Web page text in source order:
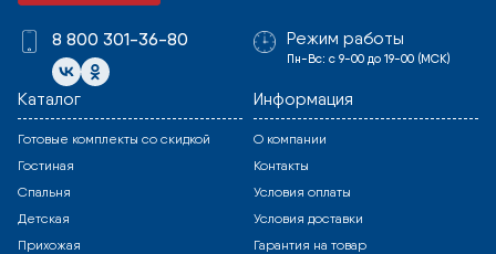
8 800 301-36-80 Режим работы
Пн-Вс: с 9-00 до 19-00 (МСК)
Каталог
Готовые комплекты со скидкой
Гостиная
Спальня
Детская
Прихожая
Информация
О компании
Контакты
Условия оплаты
Условия доставки
Гарантия на товар